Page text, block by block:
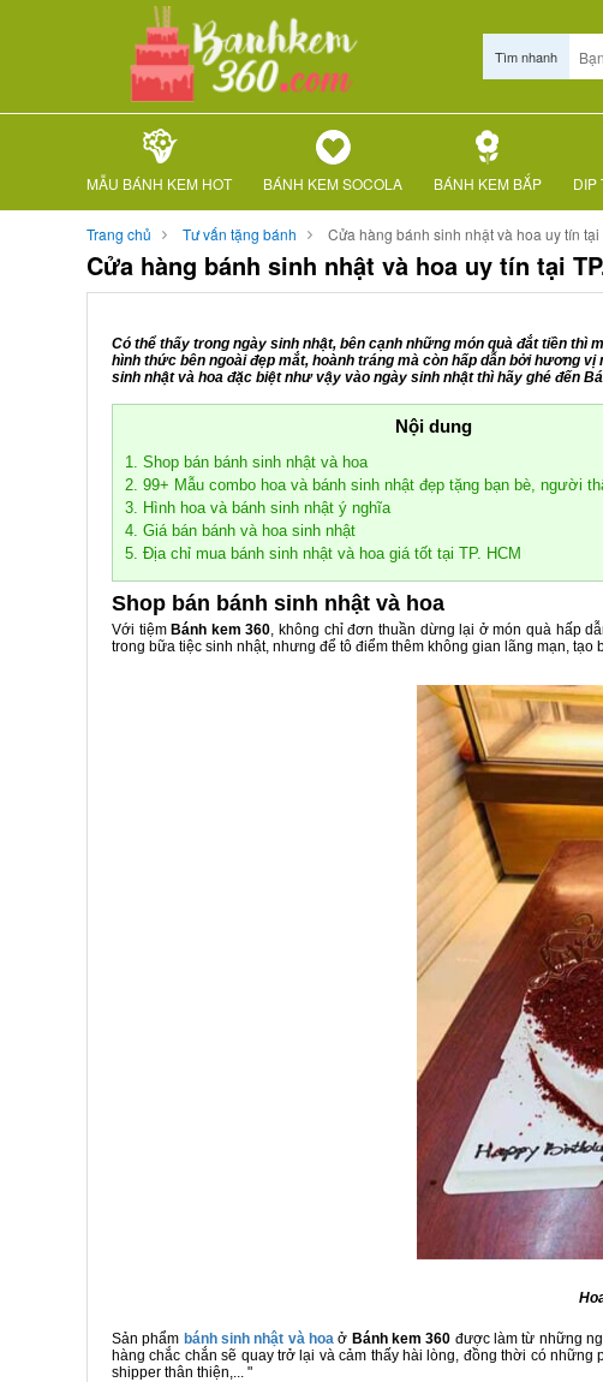
Tìm nhanh
MẪU BÁNH KEM HOT BÁNH KEM SOCOLA BÁNH KEM BẮP DIP
Trang chủ Tư vấn tặng bánh Cửa hàng bánh sinh nhật và hoa uy tín tại
Cửa hàng bánh sinh nhật và hoa uy tín tại
Có thể thấy trong ngày sinh nhật, bên cạnh những món quà đắt tiền thì
hình thức bên ngoài đẹp mắt, hoành tráng mà còn hấp dẫn bởi hương
sinh nhật và hoa đặc biệt như vậy vào ngày sinh nhật thì hãy ghé đến
Nội dung
1. Shop bán bánh sinh nhật và hoa
2. 99+ Mẫu combo hoa và bánh sinh nhật đẹp tặng bạn bè, người
3. Hình hoa và bánh sinh nhật ý nghĩa
4. Giá bán bánh và hoa sinh nhật
5. Địa chỉ mua bánh sinh nhật và hoa giá tốt tại TP. HCM
Shop bán bánh sinh nhật và hoa
Với tiệm Bánh kem 360, không chỉ đơn thuần dừng lại ở món quà hấp
trong bữa tiệc sinh nhật, nhưng để tô điểm thêm không gian lãng mạn,
Sản phẩm bánh sinh nhật và hoa ở Bánh kem 360 được làm từ những
hàng chắc chắn sẽ quay trở lại và cảm thấy hài lòng, đồng thời có
shipper thân thiện,... "